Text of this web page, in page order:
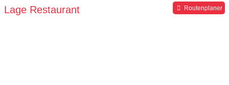
Lage Restaurant Routenplaner